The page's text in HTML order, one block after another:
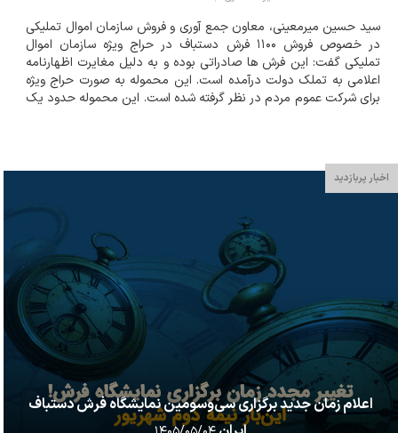
سید حسین میرمعینی، معاون جمع آوری و فروش سازمان اموال تملیکی
در خصوص فروش ۱۱۰۰ فرش دستباف در حراج ویژه سازمان اموال
تملیکی گفت: این فرش ها صادراتی بوده و به دلیل مغایرت اظهارنامه
اعلامی به تملک دولت درآمده است. این محموله به صورت حراج ویژه
برای شرکت عموم مردم در نظر گرفته شده است. این محموله حدود یک
اخبار پربازدید
اعلام زمان جدید برگزاری سی‌وسومین نمایشگاه فرش دستباف